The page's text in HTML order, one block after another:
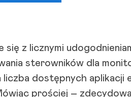
z licznymi
sterowników dla
dostępnych aplikacji
prościej –